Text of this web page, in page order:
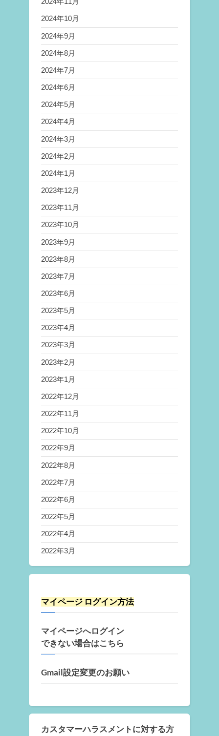
2024年10月
2024年9月
2024年8月
2024年7月
2024年6月
2024年5月
2024年4月
2024年3月
2024年2月
2024年1月
2023年12月
2023年11月
2023年10月
2023年9月
2023年8月
2023年7月
2023年6月
2023年5月
2023年4月
2023年3月
2023年2月
2023年1月
2022年12月
2022年11月
2022年10月
2022年9月
2022年8月
2022年7月
2022年6月
2022年5月
2022年4月
2022年3月
マイページ ログイン方法
マイページへログイン
できない場合はこちら
Gmail設定変更のお願い
カスタマーハラスメントに対する方